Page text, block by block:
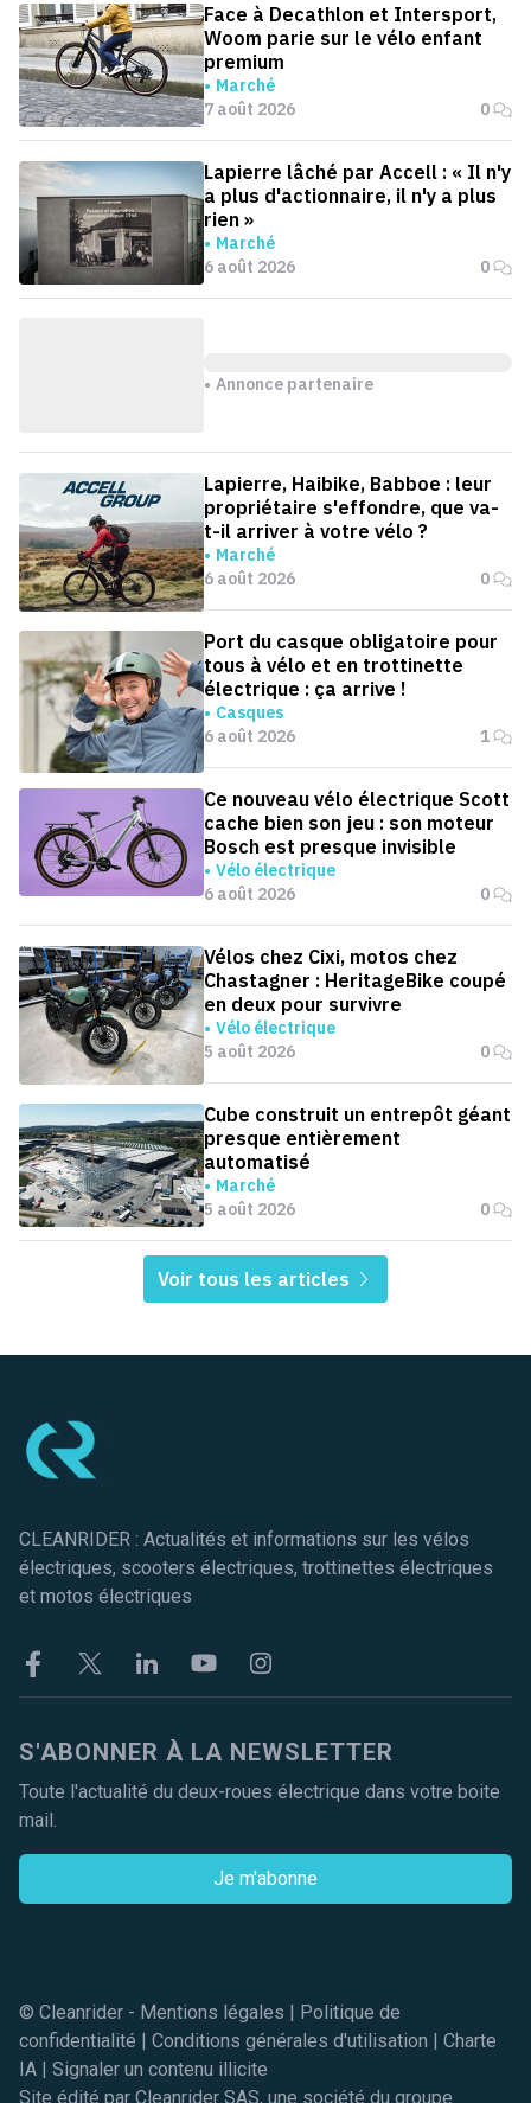
Face à Decathlon et Intersport,
Woom parie sur le vélo enfant
premium
Marché
7 août 2026
0
Lapierre lâché par Accell : « Il n'y
a plus d'actionnaire, il n'y a plus
rien »
Marché
6 août 2026
0
Annonce partenaire
Lapierre, Haibike, Babboe : leur
propriétaire s'effondre, que va-
t-il arriver à votre vélo ?
Marché
6 août 2026
0
Port du casque obligatoire pour
tous à vélo et en trottinette
électrique : ça arrive !
Casques
6 août 2026
1
Ce nouveau vélo électrique Scott
cache bien son jeu : son moteur
Bosch est presque invisible
Vélo électrique
6 août 2026
0
Vélos chez Cixi, motos chez
Chastagner : HeritageBike coupé
en deux pour survivre
Vélo électrique
5 août 2026
0
Cube construit un entrepôt géant
presque entièrement
automatisé
Marché
5 août 2026
0
Voir tous les articles
CLEANRIDER : Actualités et informations sur les vélos
électriques, scooters électriques, trottinettes électriques
et motos électriques
FacebookTwitter LinkekinYoutubeInstagram
S'ABONNER À LA NEWSLETTER
Toute l'actualité du deux-roues électrique dans votre boite
mail.
Je m'abonne
© Cleanrider - Mentions légales | Politique de
confidentialité | Conditions générales d'utilisation | Charte
IA | Signaler un contenu illicite
Site édité par Cleanrider SAS, une société du groupe